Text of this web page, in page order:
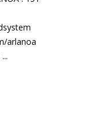
arlanoa